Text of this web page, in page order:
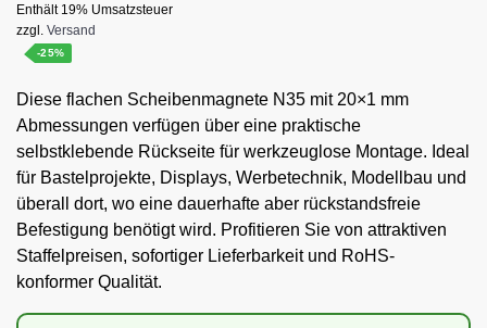
Preis
war:
0,52 €
Preis
Enthält 19% Umsatzsteuer
zzgl. Versand
-25%
Diese flachen Scheibenmagnete N35 mit 20×1 mm
Abmessungen verfügen über eine praktische
selbstklebende Rückseite für werkzeuglose Montage. Ideal
für Bastelprojekte, Displays, Werbetechnik, Modellbau und
überall dort, wo eine dauerhafte aber rückstandsfreie
Befestigung benötigt wird. Profitieren Sie von attraktiven
Staffelpreisen, sofortiger Lieferbarkeit und RoHS-
konformer Qualität.